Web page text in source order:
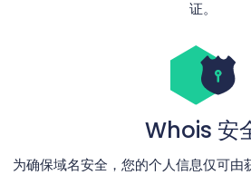
证。
Whois 安
为确保域名安全，您的个人信息仅可由